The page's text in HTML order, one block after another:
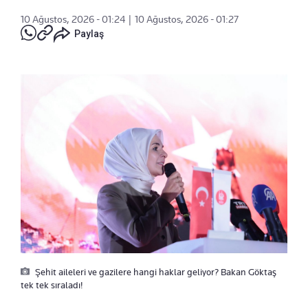
10 Ağustos, 2026 - 01:24
10 Ağustos, 2026 - 01:27
Paylaş
Şehit aileleri ve gazilere hangi haklar geliyor? Bakan Göktaş
tek tek sıraladı!